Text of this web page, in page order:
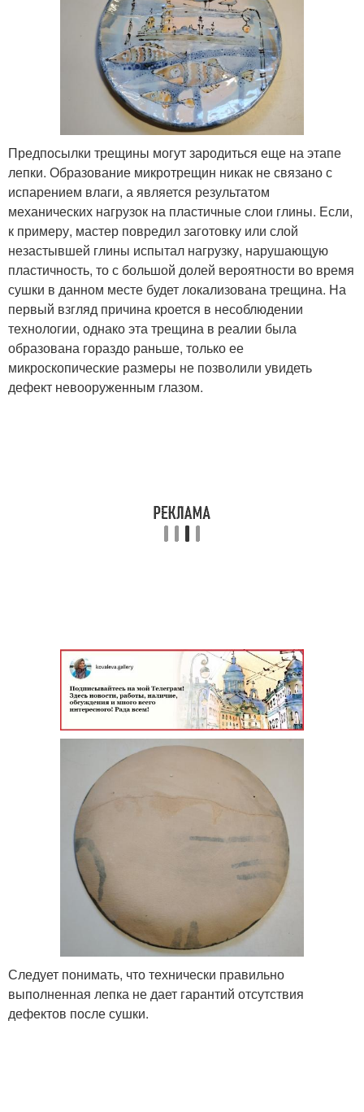
Предпосылки трещины могут зародиться еще на этапе
лепки. Образование микротрещин никак не связано с
испарением влаги, а является результатом
механических нагрузок на пластичные слои глины. Если,
к примеру, мастер повредил заготовку или слой
незастывшей глины испытал нагрузку, нарушающую
пластичность, то с большой долей вероятности во время
сушки в данном месте будет локализована трещина. На
первый взгляд причина кроется в несоблюдении
технологии, однако эта трещина в реалии была
образована гораздо раньше, только ее
микроскопические размеры не позволили увидеть
дефект невооруженным глазом.
Следует понимать, что технически правильно
выполненная лепка не дает гарантий отсутствия
дефектов после сушки.